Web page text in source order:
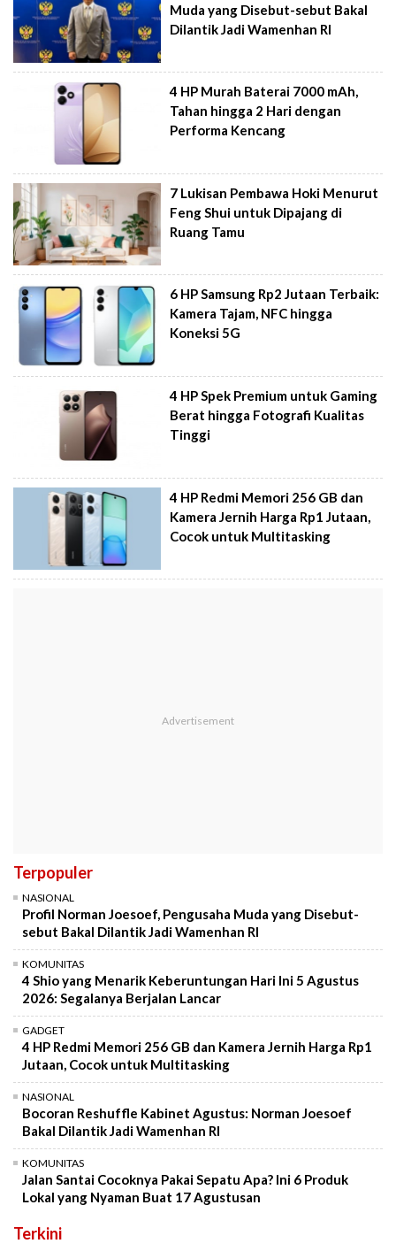
Muda yang Disebut-sebut Bakal
Dilantik Jadi Wamenhan RI
4 HP Murah Baterai 7000 mAh,
Tahan hingga 2 Hari dengan
Performa Kencang
7 Lukisan Pembawa Hoki Menurut
Feng Shui untuk Dipajang di
Ruang Tamu
6 HP Samsung Rp2 Jutaan Terbaik:
Kamera Tajam, NFC hingga
Koneksi 5G
4 HP Spek Premium untuk Gaming
Berat hingga Fotografi Kualitas
Tinggi
4 HP Redmi Memori 256 GB dan
Kamera Jernih Harga Rp1 Jutaan,
Cocok untuk Multitasking
Terpopuler
NASIONAL
Profil Norman Joesoef, Pengusaha Muda yang Disebut-
sebut Bakal Dilantik Jadi Wamenhan RI
KOMUNITAS
4 Shio yang Menarik Keberuntungan Hari Ini 5 Agustus
2026: Segalanya Berjalan Lancar
GADGET
4 HP Redmi Memori 256 GB dan Kamera Jernih Harga Rp1
Jutaan, Cocok untuk Multitasking
NASIONAL
Bocoran Reshuffle Kabinet Agustus: Norman Joesoef
Bakal Dilantik Jadi Wamenhan RI
KOMUNITAS
Jalan Santai Cocoknya Pakai Sepatu Apa? Ini 6 Produk
Lokal yang Nyaman Buat 17 Agustusan
Terkini